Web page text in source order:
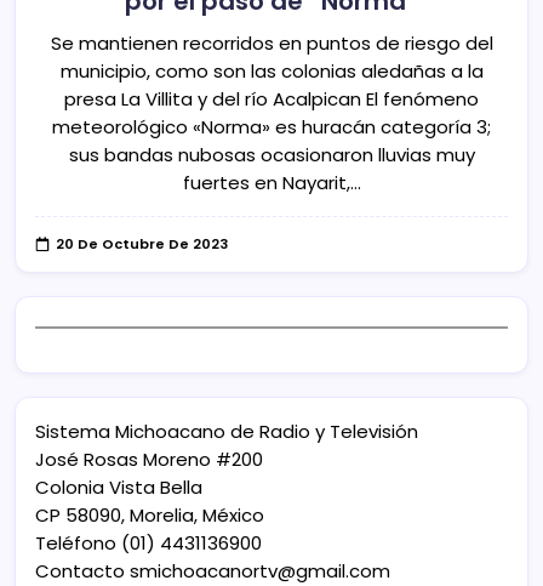
Se mantienen recorridos en puntos de riesgo del
municipio, como son las colonias aledañas a la
presa La Villita y del río Acalpican El fenómeno
meteorológico «Norma» es huracán categoría 3;
sus bandas nubosas ocasionaron lluvias muy
fuertes en Nayarit,…
20 De Octubre De 2023
Sistema Michoacano de Radio y Televisión
José Rosas Moreno #200
Colonia Vista Bella
CP 58090, Morelia, México
Teléfono (01) 4431136900
Contacto smichoacanortv@gmail.com